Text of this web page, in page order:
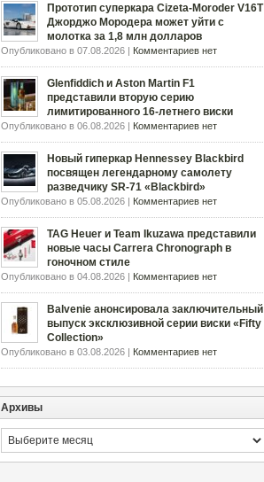
Прототип суперкара Cizeta-Moroder V16T
Джорджо Мородера может уйти с
молотка за 1,8 млн долларов
Опубликовано в 07.08.2026 | Комментариев нет
Glenfiddich и Aston Martin F1
представили вторую серию
лимитированного 16-летнего виски
Опубликовано в 06.08.2026 | Комментариев нет
Новый гиперкар Hennessey Blackbird
посвящен легендарному самолету
разведчику SR-71 «Blackbird»
Опубликовано в 05.08.2026 | Комментариев нет
TAG Heuer и Team Ikuzawa представили
новые часы Carrera Chronograph в
гоночном стиле
Опубликовано в 04.08.2026 | Комментариев нет
Balvenie анонсировала заключительный
выпуск эксклюзивной серии виски «Fifty
Collection»
Опубликовано в 03.08.2026 | Комментариев нет
Архивы
Архивы